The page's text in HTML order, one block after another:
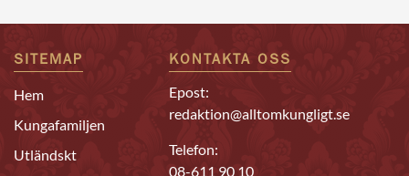
SITEMAP
Hem
Kungafamiljen
Utländskt
KONTAKTA OSS
Epost:
redaktion@alltomkungligt.se
Telefon:
08-611 90 10